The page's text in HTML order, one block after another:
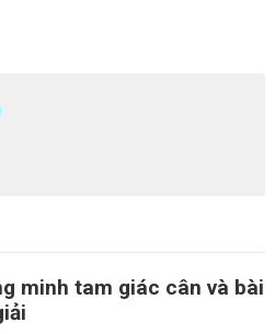
minh tam giác cân và bài